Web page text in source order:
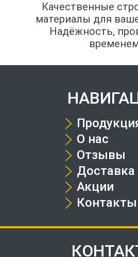
Качественные
материалы для
Надёжность,
О нас
Отзывы
Доставка
Акции
Контакты